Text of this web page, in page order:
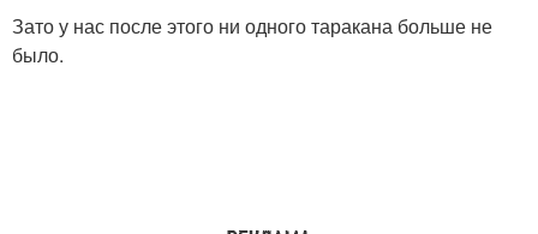
Зато у нас после этого ни одного таракана больше не
было.